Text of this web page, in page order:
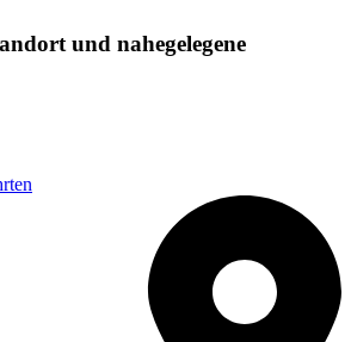
und nahegelegene